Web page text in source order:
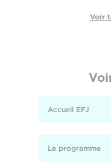
Voir
Accueil EFJ
Le programme